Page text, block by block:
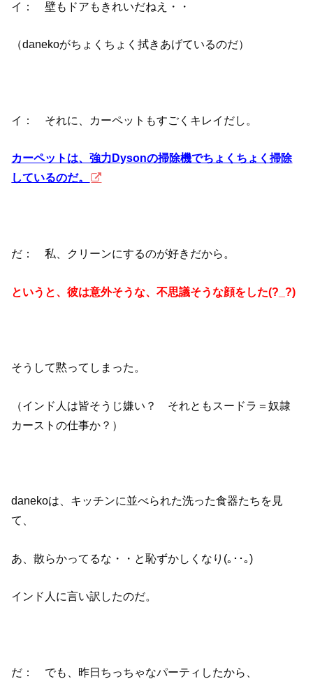
イ： 壁もドアもきれいだねえ・・
（danekoがちょくちょく拭きあげているのだ）
イ： それに、カーペットもすごくキレイだし。
カーペットは、強力Dysonの掃除機でちょくちょく掃除
しているのだ。
だ： 私、クリーンにするのが好きだから。
というと、彼は意外そうな、不思議そうな顔をした(?_?)
そうして黙ってしまった。
（インド人は皆そうじ嫌い？ それともスードラ＝奴隷
カーストの仕事か？）
danekoは、キッチンに並べられた洗った食器たちを見
て、
あ、散らかってるな・・と恥ずかしくなり(｡･･｡)
インド人に言い訳したのだ。
だ： でも、昨日ちっちゃなパーティしたから、